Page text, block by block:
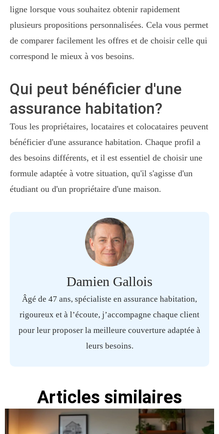
ligne lorsque vous souhaitez obtenir rapidement
plusieurs propositions personnalisées. Cela vous permet
de comparer facilement les offres et de choisir celle qui
correspond le mieux à vos besoins.
Qui peut bénéficier d'une
assurance habitation?
Tous les propriétaires, locataires et colocataires peuvent
bénéficier d'une assurance habitation. Chaque profil a
des besoins différents, et il est essentiel de choisir une
formule adaptée à votre situation, qu'il s'agisse d'un
étudiant ou d'un propriétaire d'une maison.
Damien Gallois
Âgé de 47 ans, spécialiste en assurance habitation,
rigoureux et à l’écoute, j’accompagne chaque client
pour leur proposer la meilleure couverture adaptée à
leurs besoins.
Articles similaires